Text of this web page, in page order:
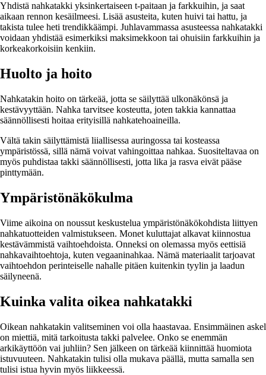
Yhdistä nahkatakki yksinkertaiseen t-paitaan ja farkkuihin, ja saat
aikaan rennon kesäilmeesi. Lisää asusteita, kuten huivi tai hattu, ja
takista tulee heti trendikkäämpi. Juhlavammassa asusteessa nahkatakki
voidaan yhdistää esimerkiksi maksimekkoon tai ohuisiin farkkuihin ja
korkeakorkoisiin kenkiin.
Huolto ja hoito
Nahkatakin hoito on tärkeää, jotta se säilyttää ulkonäkönsä ja
kestävyyttään. Nahka tarvitsee kosteutta, joten takkia kannattaa
säännöllisesti hoitaa erityisillä nahkatehoaineilla.
Vältä takin säilyttämistä liiallisessa auringossa tai kosteassa
ympäristössä, sillä nämä voivat vahingoittaa nahkaa. Suositeltavaa on
myös puhdistaa takki säännöllisesti, jotta lika ja rasva eivät pääse
pinttymään.
Ympäristönäkökulma
Viime aikoina on noussut keskustelua ympäristönäkökohdista liittyen
nahkatuotteiden valmistukseen. Monet kuluttajat alkavat kiinnostua
kestävämmistä vaihtoehdoista. Onneksi on olemassa myös eettisiä
nahkavaihtoehtoja, kuten vegaaninahkaa. Nämä materiaalit tarjoavat
vaihtoehdon perinteiselle nahalle pitäen kuitenkin tyylin ja laadun
säilyneenä.
Kuinka valita oikea nahkatakki
Oikean nahkatakin valitseminen voi olla haastavaa. Ensimmäinen askel
on miettiä, mitä tarkoitusta takki palvelee. Onko se enemmän
arkikäyttöön vai juhliin? Sen jälkeen on tärkeää kiinnittää huomiota
istuvuuteen. Nahkatakin tulisi olla mukava päällä, mutta samalla sen
tulisi istua hyvin myös liikkeessä.